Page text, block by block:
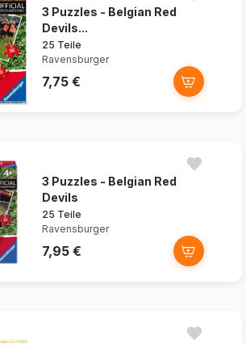
3 Puzzles - Belgian Red
Devils...
25 Teile
Ravensburger
7,75 €
3 Puzzles - Belgian Red
Devils
25 Teile
Ravensburger
7,95 €